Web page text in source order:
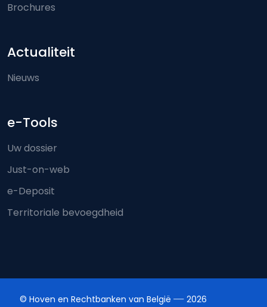
Brochures
Actualiteit
Nieuws
e-Tools
Uw dossier
Just-on-web
e-Deposit
Territoriale bevoegdheid
© Hoven en Rechtbanken van België 2026